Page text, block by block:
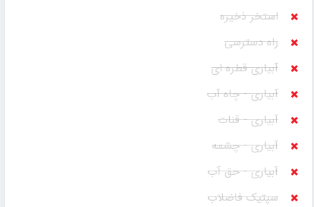
استخر ذخیره
راه دسترسی
آبیاری قطره ای
آبیاری - چاه آب
آبیاری - قنات
آبیاری - چشمه
آبیاری - حق آب
سپتیک فاضلاب